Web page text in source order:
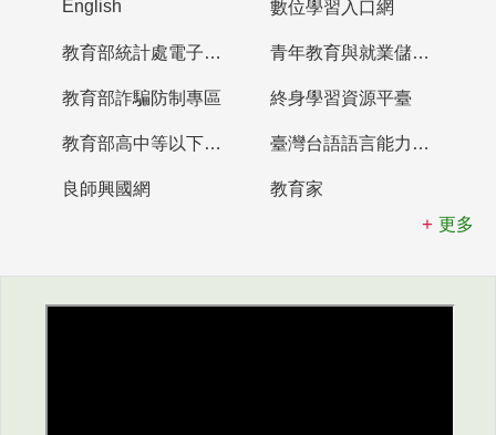
English 數位學習入口網
教育部統計處電子書櫃 青年教育與就業儲蓄帳戶
教育部詐騙防制專區 終身學習資源平臺
教育部高中等以下學校及幼兒園教師資格檢定考試 臺灣台語語言能力認證網站
良師興國網
教育家
更多